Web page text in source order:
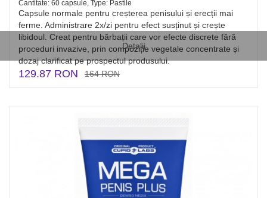
Detalii
Cantitate: 60 capsule, Type: Pastile
Capsule normale pentru creșterea penisului și erecții mai
ferme. Administrare 2x/zi pentru efect susținut și crește
libidoul. Creat pentru bărbații care vor efecte discrete fără
proceduri invazive, prin compoziție vegetale concentrate și
dozaj clarificat pe prospectul produsului.
129.87 RON 164 RON